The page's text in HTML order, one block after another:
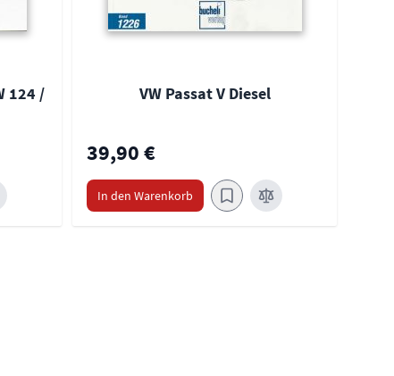
124 /
VW Passat V Diesel
39,90 €
In den Warenkorb